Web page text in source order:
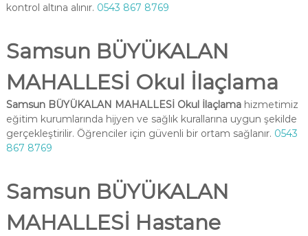
kontrol altına alınır. 0543 867 8769
Samsun BÜYÜKALAN
MAHALLESİ Okul İlaçlama
Samsun BÜYÜKALAN MAHALLESİ Okul İlaçlamahizmetimiz
eğitim kurumlarında hijyen ve sağlık kurallarına uygun şekilde
gerçekleştirilir. Öğrenciler için güvenli bir ortam sağlanır. 0543
867 8769
Samsun BÜYÜKALAN
MAHALLESİ Hastane